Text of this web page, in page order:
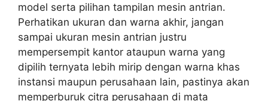
model serta pilihan tampilan mesin antrian.
Perhatikan ukuran dan warna akhir, jangan
sampai ukuran mesin antrian justru
mempersempit kantor ataupun warna yang
dipilih ternyata lebih mirip dengan warna khas
instansi maupun perusahaan lain, pastinya akan
memperburuk citra perusahaan di mata